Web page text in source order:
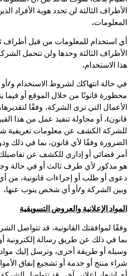
الأطراف الثالثة لن تحدد هوية الأفراد
المعلومات.
أي استخدام للمعلومات من قبل أطراف
الأطراف الثالثة وحدها ولن تتحمل
هذا الاستخدام.
في حالة انتهاكك لشروط الاستخدام و/أو
محظورة قانونًا من خلال الموقع أو فيما
الأعمال التي ترى الشركة، وفقًا
قانون)، أو محاولة تنفيذ عمل من هذا
للشركة الكشف عن معلومات
الضرورة وفقًا لأي قانون، بما في ذلك
أمر قضائي أو إداري للكشف عن
هو مذكور لأي طرف ثالث أو في حالة
دعوى أو طلب أو إجراءات قانونية، من
وبين الشركة و/أو أي شخص ينوب عنها.
المواد الإعلانية والعروض التسويقية
وفقًا لموافقتك القانونية، قد تتواصل
بما في ذلك عن طريق رسالة إلكترونية
وسيلة أو طريقة أخرى، وترسل إليك
شراء منتج أو خدمة أو تشجيع إنفاق